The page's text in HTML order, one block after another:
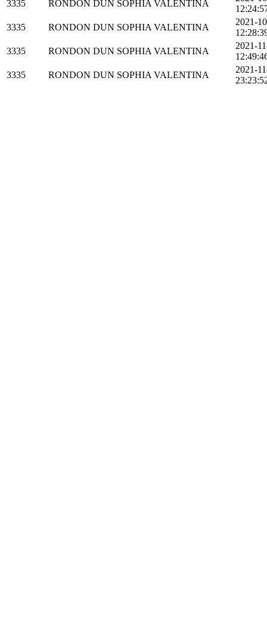
3335 RONDON DUN SOPHIA VALENTINA
3335
RONDON DUN SOPHIA VALENTINA
2021-
3335
RONDON DUN SOPHIA VALENTINA
2021-
3335
RONDON DUN SOPHIA VALENTINA
2021-